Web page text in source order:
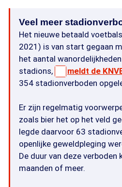
Veel meer
Het nieuwe betaald
2021) is van start gegaan
het aantal
stadions,
meldt de
354 stadionverboden
Er zijn regelmatig
zoals bier het op het veld
legde daarvoor 63
openlijke geweldpleging
De duur van deze verboden
maanden of meer.